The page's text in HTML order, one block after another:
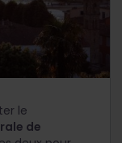
le
de